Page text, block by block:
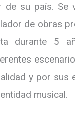
de su país. Se
de obras
durante 5
y por sus
musical.